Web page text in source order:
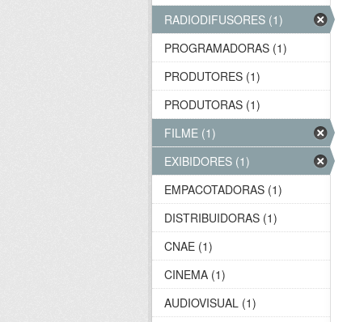
RADIODIFUSORES (1)
PROGRAMADORAS (1)
PRODUTORES (1)
PRODUTORAS (1)
FILME (1)
EXIBIDORES (1)
EMPACOTADORAS (1)
DISTRIBUIDORAS (1)
CNAE (1)
CINEMA (1)
AUDIOVISUAL (1)